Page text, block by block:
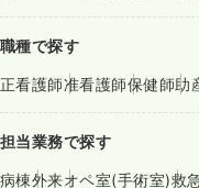
職種で探す
正看護師准看護師保健師助
担当業務で探す
病棟外来オペ室(手術室)救